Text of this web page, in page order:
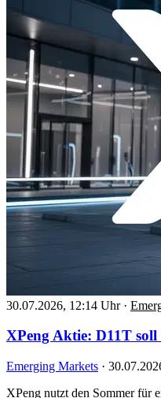
30.07.2026, 12:14 Uhr ·
XPeng Aktie: D11T soll
Emerging Markets ·
XPeng nutzt den Sommer für